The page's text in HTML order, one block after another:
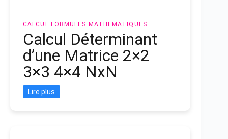
CALCUL FORMULES MATHEMATIQUES
Calcul Déterminant
d’une Matrice 2×2
3×3 4×4 NxN
Lire plus